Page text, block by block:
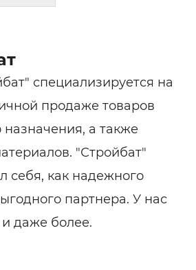
специализируется на
продаже товаров
назначения, а также
"Стройбат"
себя, как надежного
партнера. У нас
даже более.